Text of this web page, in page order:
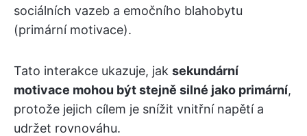
sociálních vazeb a emočního blahobytu
(primární motivace).
Tato interakce ukazuje, jak sekundární
motivace mohou být stejně silné jako primární,
protože jejich cílem je snížit vnitřní napětí a
udržet rovnováhu.